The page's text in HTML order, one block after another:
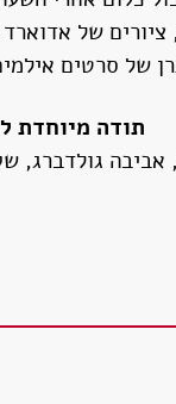
ציורים של
סרטים אילמים
תודה מיוחדת
אביבה